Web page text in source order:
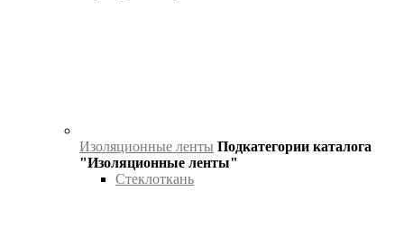
Изоляционные ленты Подкатегории каталога
"Изоляционные ленты"
Стеклоткань